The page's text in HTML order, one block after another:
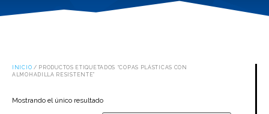
INICIO / PRODUCTOS ETIQUETADOS “COPAS PLÁSTICAS CON
ALMOHADILLA RESISTENTE”
Mostrando el único resultado